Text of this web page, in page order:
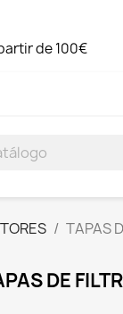
de 100€
TAPAS
DE